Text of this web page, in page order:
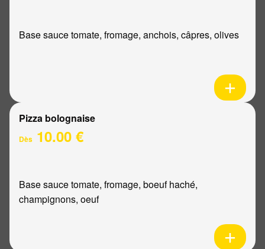
Base sauce tomate, fromage, anchois, câpres, olives
Pizza bolognaise
Dès 10.00 €
Base sauce tomate, fromage, boeuf haché,
champignons, oeuf